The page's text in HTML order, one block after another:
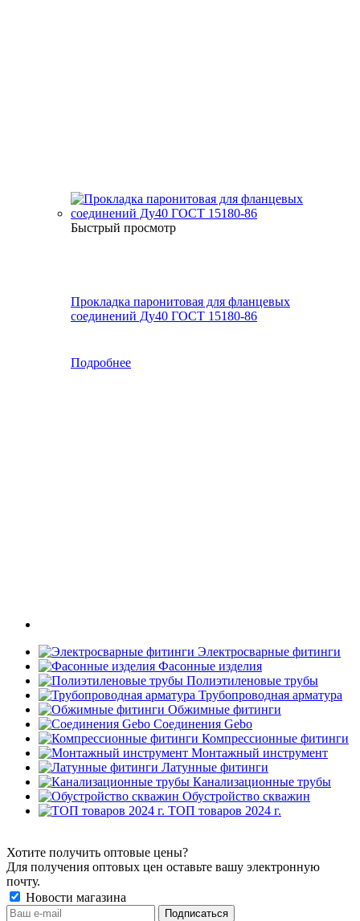
Быстрый просмотр
Прокладка паронитовая для фланцевых
соединений Ду40 ГОСТ 15180-86
Подробнее
Электросварные фитинги
Фасонные изделия
Полиэтиленовые трубы
Трубопроводная арматура
Обжимные фитинги
Соединения Gebo
Компрессионные фитинги
Монтажный инструмент
Латунные фитинги
Канализационные трубы
Обустройство скважин
ТОП товаров 2024 г.
Хотите получить оптовые цены?
Для получения оптовых цен оставьте вашу электронную
почту.
Новости магазина